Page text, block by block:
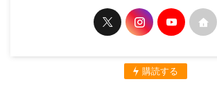
購読する